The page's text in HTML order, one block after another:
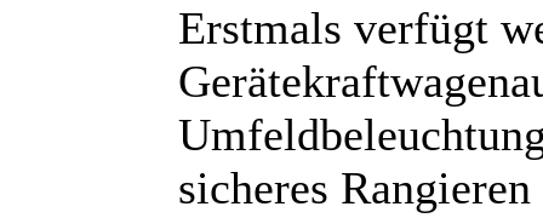
Erstmals verfügt
sicheres